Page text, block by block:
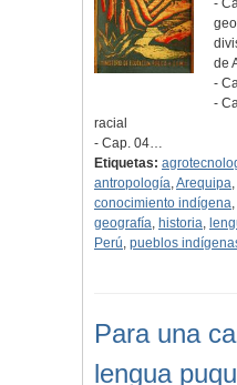
-
de
-
-
racial
- Cap. 04…
Etiquetas:
antropología,Arequipa,
conocimiento indígena,
geografía, historia,
Perú, pueblos
Para una
lengua